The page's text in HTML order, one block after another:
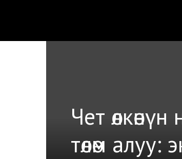
Чет
төлөм алуу: